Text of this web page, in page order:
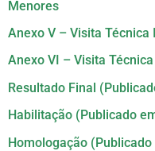
Menores
Anexo V – Visita Técnica I
Anexo VI – Visita Técnica
Resultado Final
Habilitação (Publicado
Homologação